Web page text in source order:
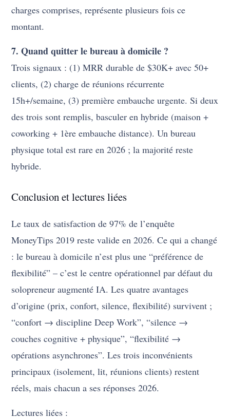
charges comprises, représente plusieurs fois ce
montant.
7. Quand quitter le bureau à domicile ?
Trois signaux : (1) MRR durable de $30K+ avec 50+
clients, (2) charge de réunions récurrente
15h+/semaine, (3) première embauche urgente. Si deux
des trois sont remplis, basculer en hybride (maison +
coworking + 1ère embauche distance). Un bureau
physique total est rare en 2026 ; la majorité reste
hybride.
Conclusion et lectures liées
Le taux de satisfaction de 97% de l’enquête
MoneyTips 2019 reste valide en 2026. Ce qui a changé
: le bureau à domicile n’est plus une “préférence de
flexibilité” – c’est le centre opérationnel par défaut du
solopreneur augmenté IA. Les quatre avantages
d’origine (prix, confort, silence, flexibilité) survivent ;
“confort → discipline Deep Work”, “silence →
couches cognitive + physique”, “flexibilité →
opérations asynchrones”. Les trois inconvénients
principaux (isolement, lit, réunions clients) restent
réels, mais chacun a ses réponses 2026.
Lectures liées :